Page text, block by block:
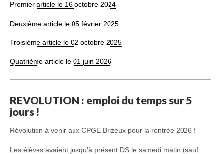
Premier article le 16 octobre 2024
Deuxième article le 05 février 2025
Troisième article le 02 octobre 2025
Quatrième article le 01 juin 2026
REVOLUTION : emploi du temps sur 5
jours !
Révolution à venir aux CPGE Brizeux pour la rentrée 2026 !
Les élèves avaient jusqu’à présent DS le samedi matin (sauf